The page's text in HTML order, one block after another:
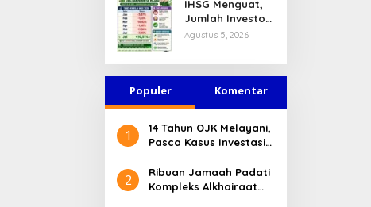
Jasa Keuangan
Tetap Terjaga
IHSG Menguat,
Jumlah Investor
Pasar Modal
Agustus 5, 2026
Populer Komentar
1
14 Tahun OJK Melayani,
Pasca Kasus Investasi
Sulteng Menilai Peran
OJK Sangat Penting
2
Ribuan Jamaah Padati
Kompleks Alkhairaat